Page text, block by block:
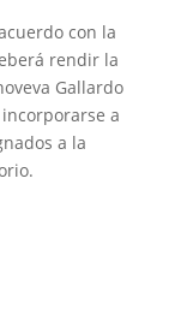
con la
rendir la
Gallardo
a
a la